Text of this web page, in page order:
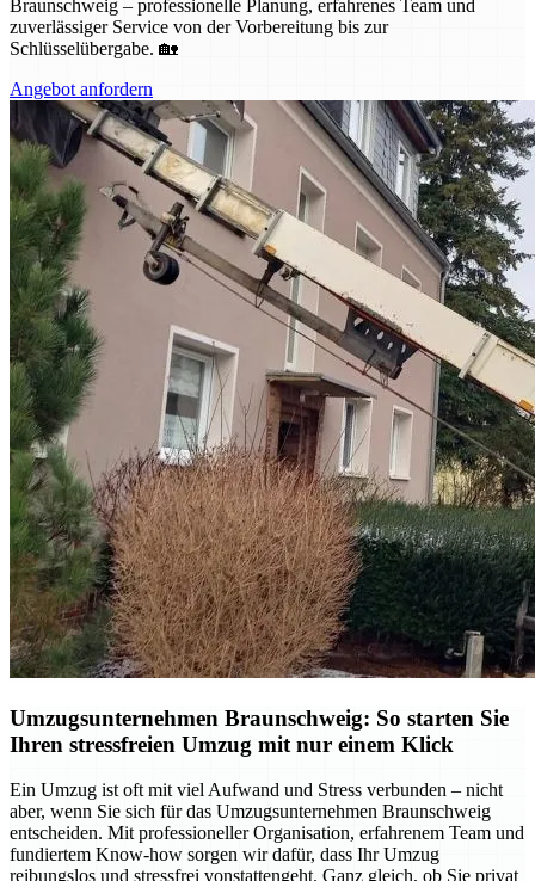
Braunschweig – professionelle Planung, erfahrenes Team und
zuverlässiger Service von der Vorbereitung bis zur
Schlüsselübergabe. 🏡
Angebot anfordern
Umzugsunternehmen Braunschweig: So starten Sie
Ihren stressfreien Umzug mit nur einem Klick
Ein Umzug ist oft mit viel Aufwand und Stress verbunden – nicht
aber, wenn Sie sich für das Umzugsunternehmen Braunschweig
entscheiden. Mit professioneller Organisation, erfahrenem Team und
fundiertem Know-how sorgen wir dafür, dass Ihr Umzug
reibungslos und stressfrei vonstattengeht. Ganz gleich, ob Sie privat